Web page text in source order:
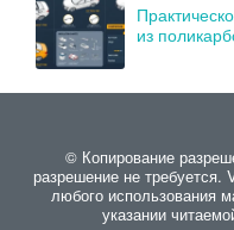
из
© Копирование
разрешение не требуется.
любого использования
указании